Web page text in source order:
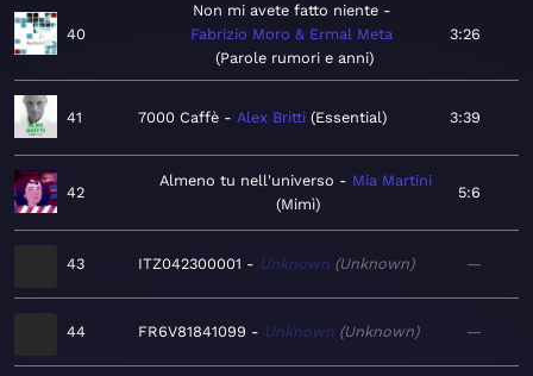
40
Non mi avete fatto niente
Fabrizio Moro & Ermal Meta
Parole rumori e anni
3:26
41 7000 Caffè Alex Britti Essential 3:39
42
Almeno tu nell'universo
Mia Martini
Mimì
5:6
43 ITZ042300001 Unknown Unknown —
44 FR6V81841099 Unknown Unknown —